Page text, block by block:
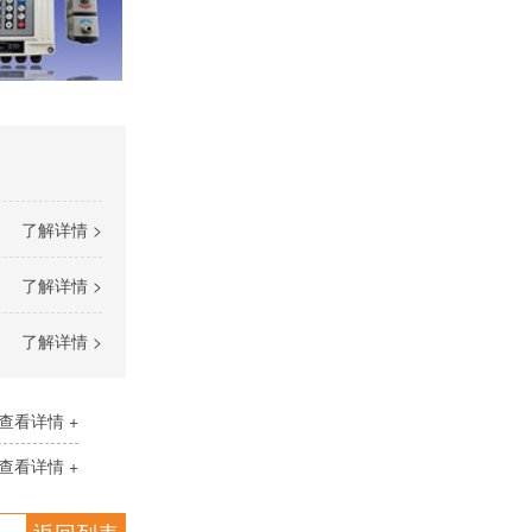
了解详情 >
了解详情 >
了解详情 >
看详情 +
看详情 +